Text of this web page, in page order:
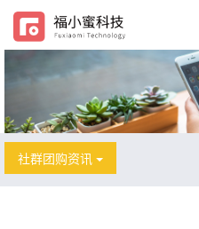
社群团购资讯